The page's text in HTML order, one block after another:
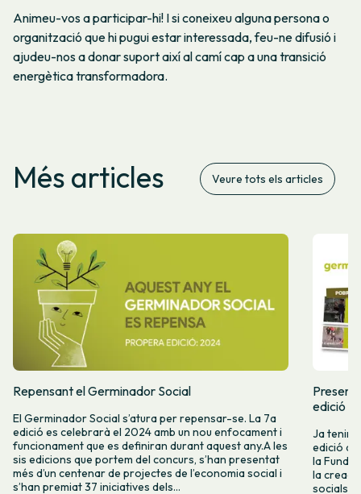
Animeu-vos a participar-hi! I si coneixeu alguna persona o
organització que hi pugui estar interessada, feu-ne difusió i
ajudeu-nos a donar suport així al camí cap a una transició
energètica transformadora.
Més articles Veure tots els articles
Repensant el Germinador Social
El Germinador Social s’atura per repensar-se. La 7a
edició es celebrarà el 2024 amb un nou enfocament i
funcionament que es definiran durant aquest any.A les
sis edicions que portem del concurs, s’han presentat
més d’un centenar de projectes de l’economia social i
s’han premiat 37 iniciatives dels...
edició
Ja tenim
edició
la
la
socials